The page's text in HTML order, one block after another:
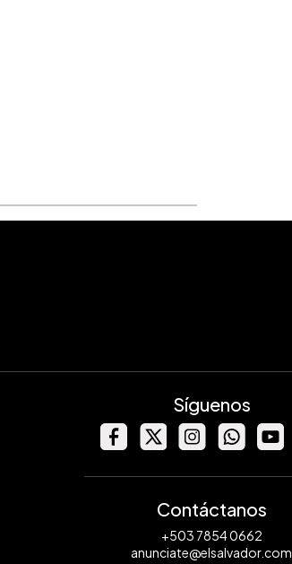
Síguenos
Contáctanos
+503 7854 0662
anunciate@elsalvador.com